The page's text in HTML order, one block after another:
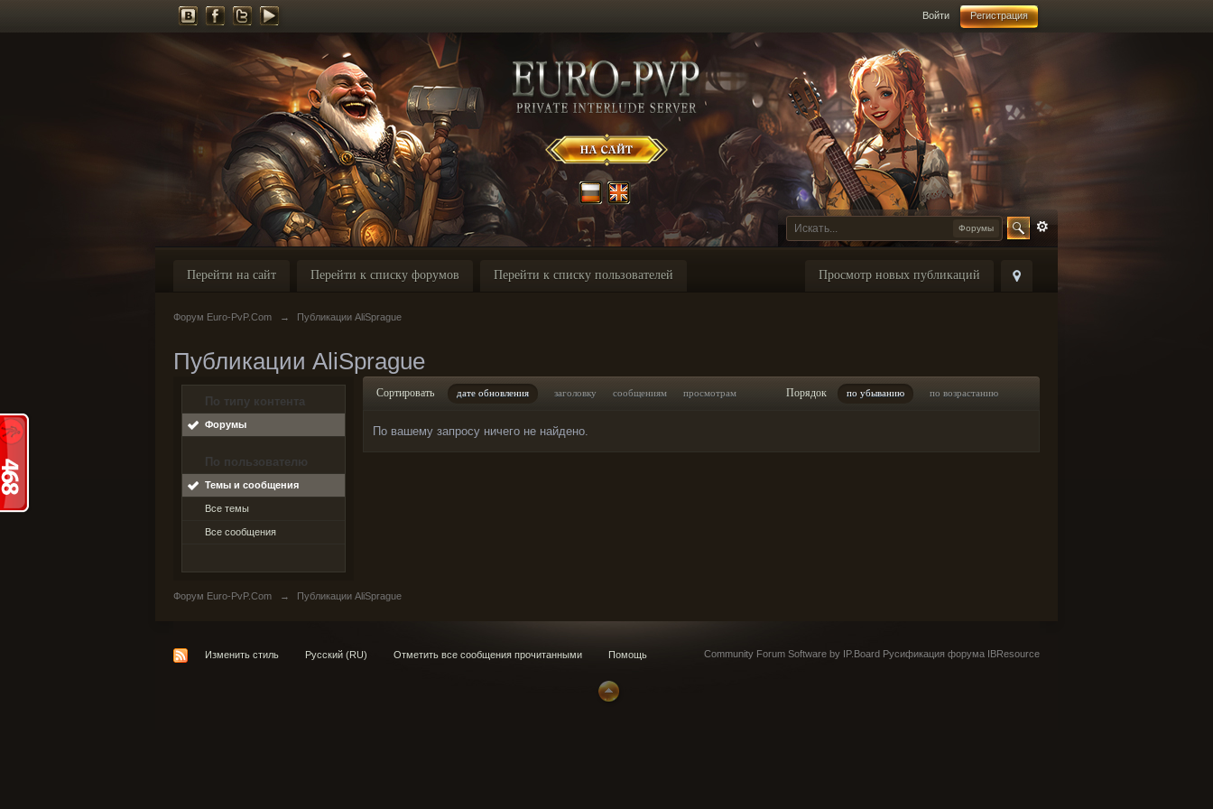
Войти Регистрация
Форумы
Просмотр новых публикаций
Перейти на сайт Перейти к списку форумов Перейти к списку пользователей
Форум Euro-PvP.Com → Публикации AliSprague
Публикации AliSprague
По типу контента
Форумы
По пользователю
Темы и сообщения
Все темы
Все сообщения
Сортировать дате обновления заголовку сообщениям просмотрам Порядок по убыванию по возрастанию
По вашему запросу ничего не найдено.
Форум Euro-PvP.Com → Публикации AliSprague
Изменить стиль Русский (RU) Отметить все сообщения прочитанными Помощь Community Forum Software by IP.Board Русификация форума IBResource